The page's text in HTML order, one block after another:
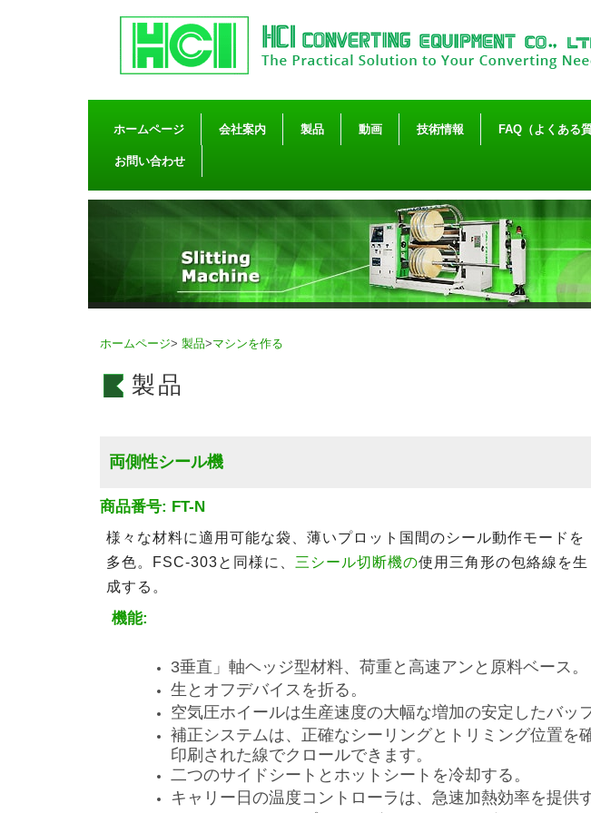
ホームページ 会社案内 製品 動画 技術情報 FAQ（よくある質
お問い合わせ
ホームページ> 製品>マシンを作る
製品
両側性シール機
商品番号: FT-N
様々な材料に適用可能な袋、薄いプロット国間のシール動作モードを
多色。FSC-303と同様に、 三シール切断機の使用三角形の包絡線を生
成する。
機能:
3垂直」軸ヘッジ型材料、荷重と高速アンと原料ベース。
生とオフデバイスを折る。
空気圧ホイールは生産速度の大幅な増加の安定したバッ
補正システムは、正確なシーリングとトリミング位置を
印刷された線でクロールできます。
二つのサイドシートとホットシートを冷却する。
キャリー日の温度コントローラは、急速加熱効率を提供す